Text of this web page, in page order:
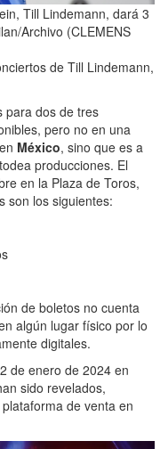
Till Lindemann, dará 3
Archivo (CLEMENS
de Till Lindemann,
para dos de tres
pero no en una
México, sino que es a
producciones. El
en la Plaza de Toros,
son los siguientes:
de boletos no cuenta
algún lugar físico por lo
digitales.
de enero de 2024 en
sido revelados,
de venta en